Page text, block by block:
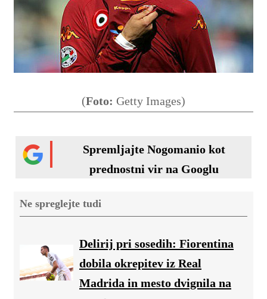
(Foto: Getty Images)
Spremljajte Nogomanio kot
prednostni vir na Googlu
Ne spreglejte tudi
Delirij pri sosedih: Fiorentina
dobila okrepitev iz Real
Madrida in mesto dvignila na